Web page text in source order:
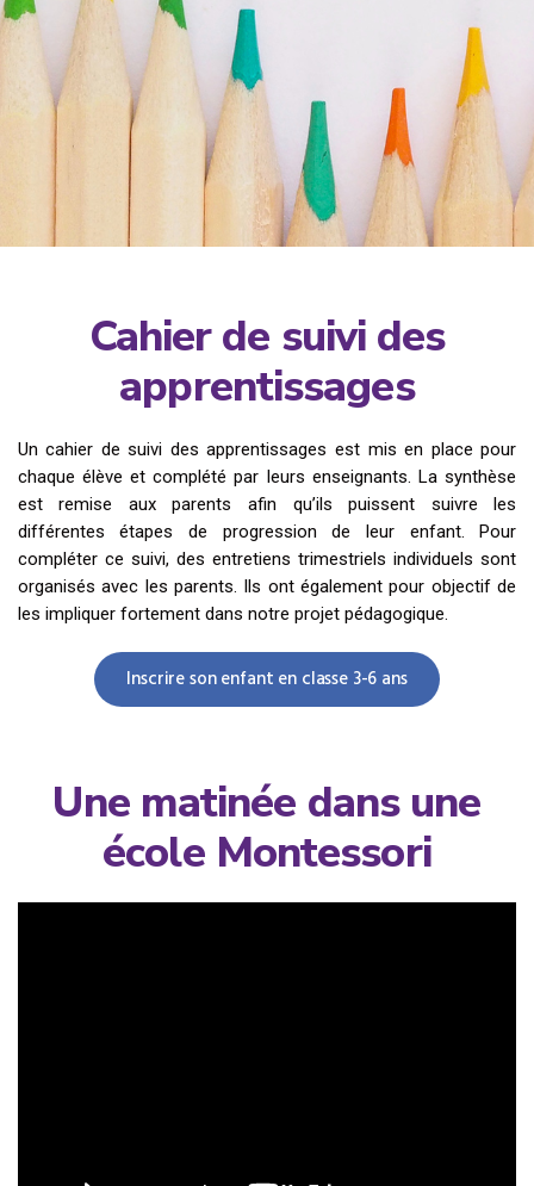
Cahier de suivi des
apprentissages
Un cahier de suivi des apprentissages est mis en place pour
chaque élève et complété par leurs enseignants. La synthèse
est remise aux parents afin qu’ils puissent suivre les
différentes étapes de progression de leur enfant. Pour
compléter ce suivi, des entretiens trimestriels individuels sont
organisés avec les parents. Ils ont également pour objectif de
les impliquer fortement dans notre projet pédagogique.
Inscrire son enfant en classe 3-6 ans
Une matinée dans une
école Montessori